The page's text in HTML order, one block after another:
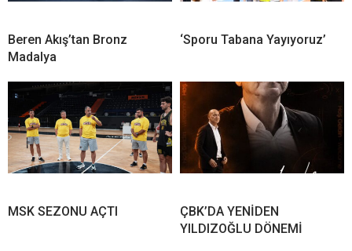
Beren Akış’tan Bronz
Madalya
‘Sporu Tabana Yayıyoruz’
MSK SEZONU AÇTI
ÇBK’DA YENİDEN
YILDIZOĞLU DÖNEMİ